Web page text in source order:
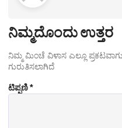
ನಿಮ್ಮದೊಂದು ಉತ್ತರ
ನಿಮ್ಮ ಮಿಂಚೆ ವಿಳಾಸ ಎಲ್ಲೂ
ಗುರುತಿಸಲಾಗಿದೆ
ಟಿಪ್ಪಣಿ*